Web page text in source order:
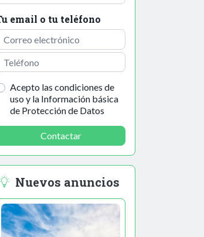
email o tu teléfono
Acepto las condiciones de
uso y la Información básica
de Protección de Datos
Contactar
Nuevos anuncios